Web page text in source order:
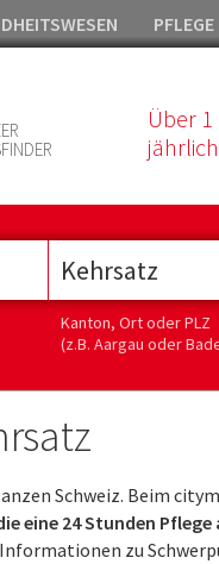
Über
Kanton, Ort oder PLZ
(z.B. Aargau oder
Schweiz. Beim
eine 24 Stunden
zu